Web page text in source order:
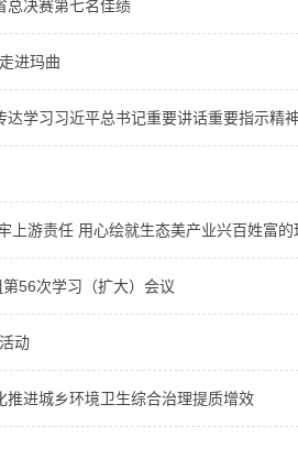
总决赛第七名佳绩
进玛曲
学习习近平总书记重要讲话重要指示精
上游责任 用心绘就生态美产业兴百姓富
56次学习（扩大）会议
动
进城乡环境卫生综合治理提质增效